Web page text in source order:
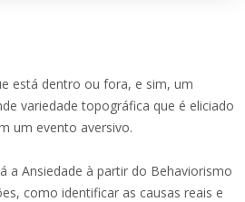
está dentro ou fora, e sim, um
variedade topográfica que é eliciado
um evento aversivo.
a Ansiedade à partir do Behaviorismo
como identificar as causas reais e